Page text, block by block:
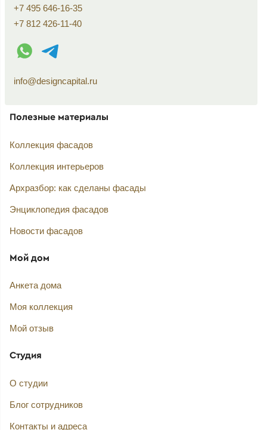
+7 495 646-16-35
+7 812 426-11-40
WhatsApp контакт
Telegram контакт
info@designcapital.ru
Полезные материалы
Коллекция фасадов
Коллекция интерьеров
Архразбор: как сделаны фасады
Энциклопедия фасадов
Новости фасадов
Мой дом
Анкета дома
Моя коллекция
Мой отзыв
Студия
О студии
Блог сотрудников
Контакты и адреса